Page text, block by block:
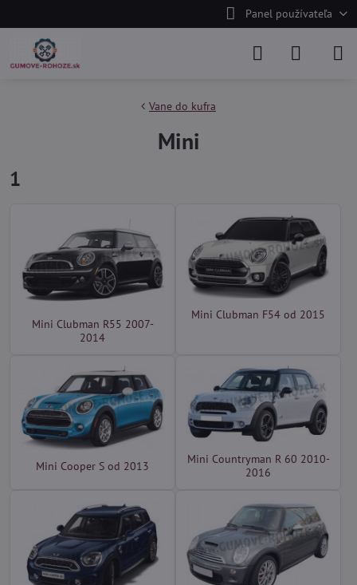
Panel používateľa
Vane do kufra
Mini
1
Mini Clubman R55 2007-
2014
Mini Clubman F54 od 2015
Mini Cooper S od 2013
Mini Countryman R 60 2010-
2016